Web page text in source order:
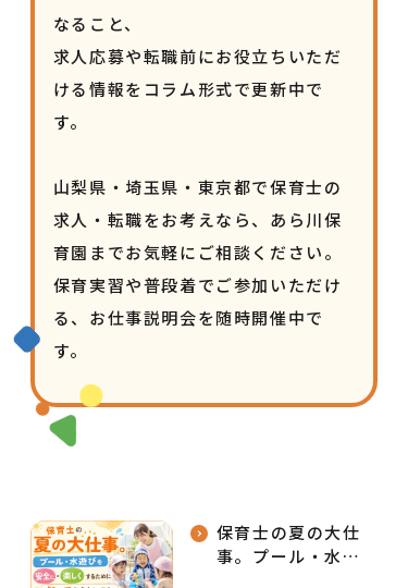
なること、
求人応募や転職前にお役立ちいただ
ける情報をコラム形式で更新中で
す。
山梨県・埼玉県・東京都で保育士の
求人・転職をお考えなら、あら川保
育園までお気軽にご相談ください。
保育実習や普段着でご参加いただけ
る、お仕事説明会を随時開催中で
す。
保育士の夏の大仕
事。プール・水遊